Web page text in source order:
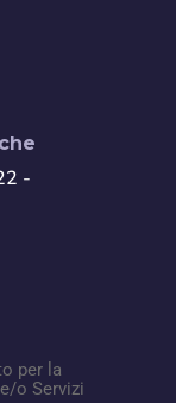
-
per la
o Servizi